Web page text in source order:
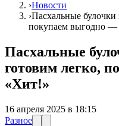
›Новости
›Пасхальные булочки
покупаем выгодно —
Пасхальные
готовим легко,
«Хит!»
16 апреля 2025 в 18:15
Разное